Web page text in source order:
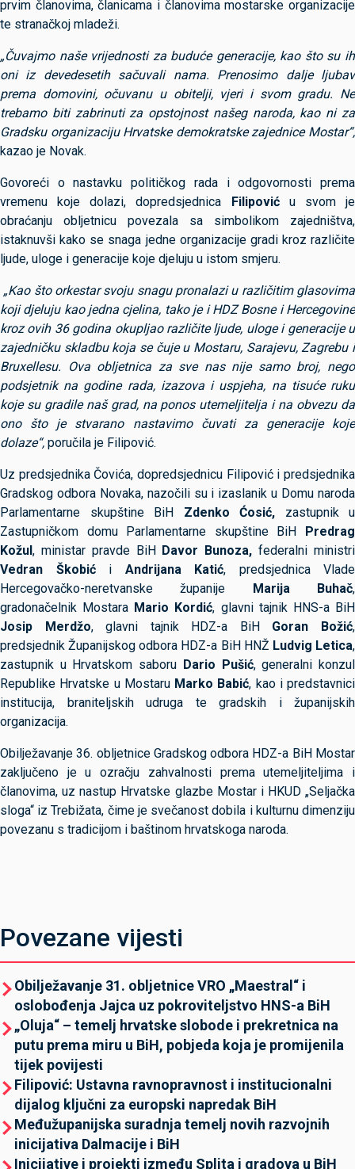
prvim članovima, članicama i članovima mostarske organizacije
te stranačkoj mladeži.
„Čuvajmo naše vrijednosti za buduće generacije, kao što su ih
oni iz devedesetih sačuvali nama. Prenosimo dalje ljubav
prema domovini, očuvanu u obitelji, vjeri i svom gradu. Ne
trebamo biti zabrinuti za opstojnost našeg naroda, kao ni za
Gradsku organizaciju Hrvatske demokratske zajednice Mostar“,
kazao je Novak.
Govoreći o nastavku političkog rada i odgovornosti prema
vremenu koje dolazi, dopredsjednica Filipoviću svom je
obraćanju obljetnicu povezala sa simbolikom zajedništva,
istaknuvši kako se snaga jedne organizacije gradi kroz različite
ljude, uloge i generacije koje djeluju u istom smjeru.
„Kao što orkestar svoju snagu pronalazi u različitim glasovima
koji djeluju kao jedna cjelina, tako je i HDZ Bosne i Hercegovine
kroz ovih 36 godina okupljao različite ljude, uloge i generacije u
zajedničku skladbu koja se čuje u Mostaru, Sarajevu, Zagrebu i
Bruxellesu. Ova obljetnica za sve nas nije samo broj, nego
podsjetnik na godine rada, izazova i uspjeha, na tisuće ruku
koje su gradile naš grad, na ponos utemeljitelja i na obvezu da
ono što je stvarano nastavimo čuvati za generacije koje
dolaze“, poručila je Filipović.
Uz predsjednika Čovića, dopredsjednicu Filipović i predsjednika
Gradskog odbora Novaka, nazočili su i izaslanik u Domu naroda
Parlamentarne skupštine BiH Zdenko Ćosić, zastupnik u
Zastupničkom domu Parlamentarne skupštine BiH Predrag
Kožul, ministar pravde BiH Davor Bunoza,federalni ministri
Vedran Škobići Andrijana Katić, predsjednica Vlade
Hercegovačko-neretvanske županije Marija Buhač,
gradonačelnik Mostara Mario Kordić, glavni tajnik HNS-a BiH
Josip Merdžo, glavni tajnik HDZ-a BiH Goran Božić,
predsjednik Županijskog odbora HDZ-a BiH HNŽ Ludvig Letica,
zastupnik u Hrvatskom saboru Dario Pušić, generalni konzul
Republike Hrvatske u Mostaru Marko Babić, kao i predstavnici
institucija, braniteljskih udruga te gradskih i županijskih
organizacija.
Obilježavanje 36. obljetnice Gradskog odbora HDZ-a BiH Mostar
zaključeno je u ozračju zahvalnosti prema utemeljiteljima i
članovima, uz nastup Hrvatske glazbe Mostar i HKUD „Seljačka
sloga“ iz Trebižata, čime je svečanost dobila i kulturnu dimenziju
povezanu s tradicijom i baštinom hrvatskoga naroda.
Povezane vijesti
Obilježavanje 31. obljetnice VRO „Maestral“ i
oslobođenja Jajca uz pokroviteljstvo HNS-a BiH
„Oluja“ – temelj hrvatske slobode i prekretnica na
putu prema miru u BiH, pobjeda koja je promijenila
tijek povijesti
Filipović: Ustavna ravnopravnost i institucionalni
dijalog ključni za europski napredak BiH
Međužupanijska suradnja temelj novih razvojnih
inicijativa Dalmacije i BiH
Inicijative i projekti između Splita i gradova u BiH